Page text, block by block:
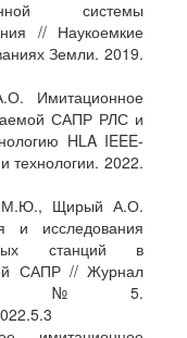
системы
// Наукоемкие
Земли. 2019.
Имитационное
САПР РЛС и
HLA IEEE-
2022.
М.Ю., Щирый А.О.
и исследования
станций в
САПР // Журнал
2022. №5.